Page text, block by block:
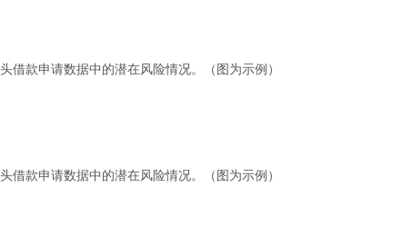
借款申请数据中的潜在风险情况。 （ 图为示例）
借款申请数据中的潜在风险情况。 （ 图为示例）